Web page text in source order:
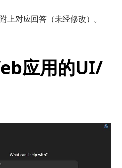
上对应回答（未经修改）。
应用的UI/